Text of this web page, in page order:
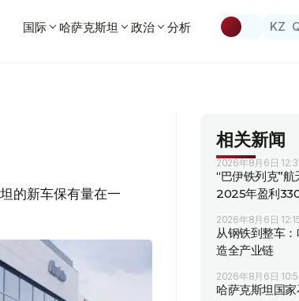
国际 哈萨克斯坦 政治 分析 KZ
的新车保有量在一
相关新闻
2026年8月6日
“巴伊铁列克”
2025年盈利
2026年8月6日
从钢铁到整车
造全产业链
2026年8月6日
哈萨克斯坦国